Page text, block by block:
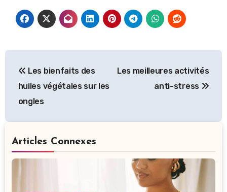
de
l’article
Les bienfaits des
huiles végétales sur les
ongles
Les meilleures activités
anti-stress
Articles Connexes